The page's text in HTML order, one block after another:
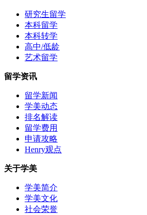
研究生留学
本科留学
本科转学
高中/低龄
艺术留学
留学资讯
留学新闻
学美动态
排名解读
留学费用
申请攻略
Henry观点
关于学美
学美简介
学美文化
社会荣誉